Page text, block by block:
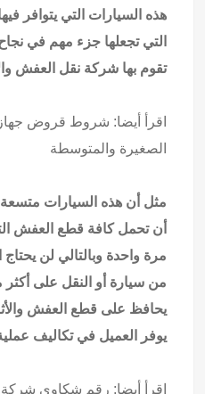
هذه السيارات التي يتوافر
التي تجعلها جزء مهم في
تقوم بها شركة نقل العفش
اقرأ أيضا: شروط قروض جهاز
الصغيرة والمتوسطة
مثل أن هذه السيارات
أن تحمل كافة قطع العفش
مرة واحدة وبالتالي لن يحتاج
من سيارة أو النقل على
يحافظ على قطع العفش
يوفر العميل في تكاليف
اقرأ أيضا: رقم شكاوى شركة